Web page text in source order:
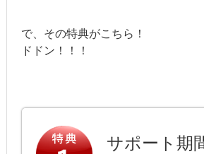
で、その特典がこちら！
ドドン！！！
サポート期